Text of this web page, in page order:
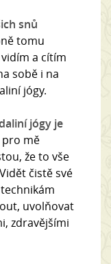
snů
tomu
a cítím
sobě i na
jógy.
jógy je
pro mě
že to vše
čistě své
uvolňovat
zdravějšími